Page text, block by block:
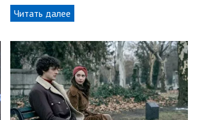
Читать далее